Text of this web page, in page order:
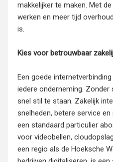
makkelijker te maken. Met
werken en meer tijd
is.
Kies voor betrouwbaar
Een goede
iedere onderneming.
snel stil te staan. Zakelijk
snelheden, betere service
een standaard particulier
voor videobellen,
een regio als de Hoeksche